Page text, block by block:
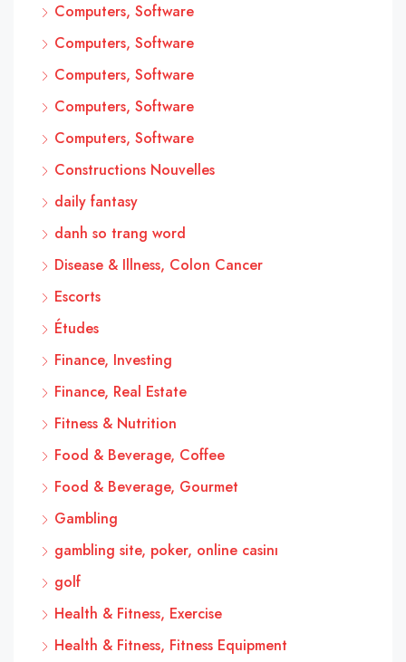
Computers, Software
Computers, Software
Computers, Software
Computers, Software
Computers, Software
Constructions Nouvelles
daily fantasy
danh so trang word
Disease & Illness, Colon Cancer
Escorts
Études
Finance, Investing
Finance, Real Estate
Fitness & Nutrition
Food & Beverage, Coffee
Food & Beverage, Gourmet
Gambling
gambling site, poker, online casinı
golf
Health & Fitness, Exercise
Health & Fitness, Fitness Equipment